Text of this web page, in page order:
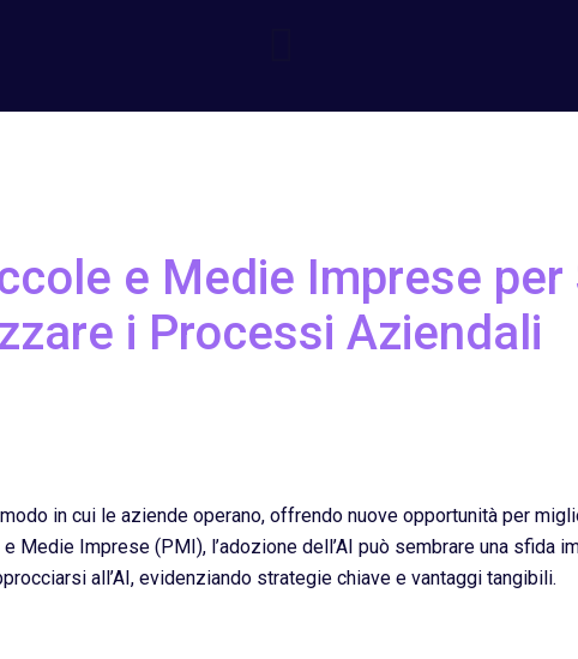
e Medie Imprese
i Processi Aziendali
in cui le aziende operano, offrendo nuove opportunità per
Imprese (PMI), l’adozione dell’AI può sembrare una sfida
all’AI, evidenziando strategie chiave e vantaggi tangibili.